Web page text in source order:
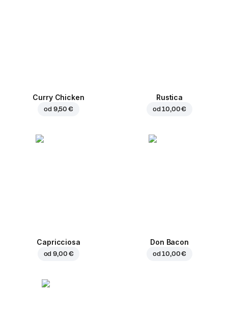
Curry Chicken
od 9,50 €
Rustica
od10,00 €
Capricciosa
od9,00 €
Don Bacon
od10,00 €